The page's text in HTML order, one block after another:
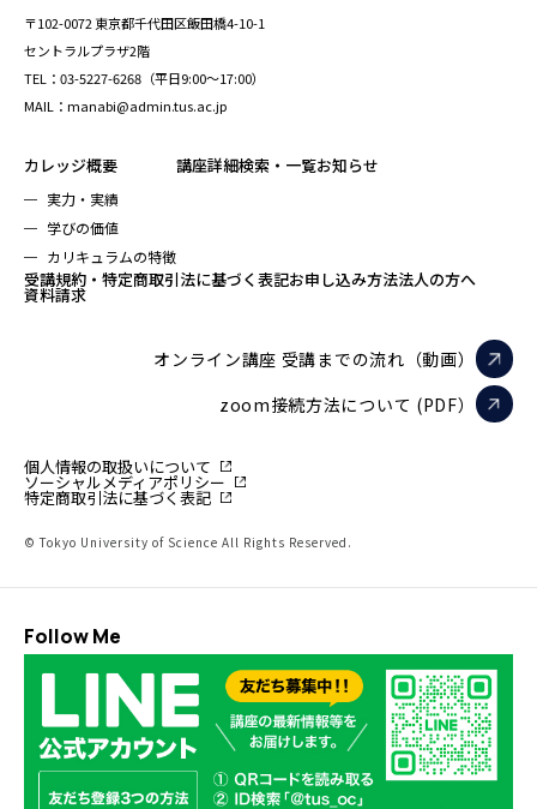
〒102-0072 東京都千代田区飯田橋4-10-1
セントラルプラザ2階
TEL：03-5227-6268（平日9:00～17:00）
MAIL：manabi@admin.tus.ac.jp
カレッジ概要
実力・実績
学びの価値
カリキュラムの特徴
講座詳細検索・一覧お知らせ
受講規約・特定商取引法に基づく表記お申し込み方法法人の方へ
資料請求
オンライン講座 受講までの流れ（動画）
zoom接続方法について (PDF）
個人情報の取扱いについて
ソーシャルメディアポリシー
特定商取引法に基づく表記
© Tokyo University of Science All Rights Reserved.
Follow Me